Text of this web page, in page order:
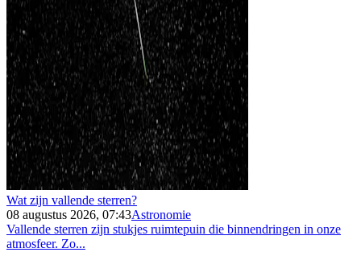
Wat zijn vallende sterren?
08 augustus 2026, 07:43Astronomie
Vallende sterren zijn stukjes ruimtepuin die binnendringen in onze
atmosfeer. Zo...